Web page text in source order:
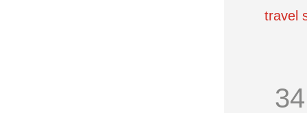
travel